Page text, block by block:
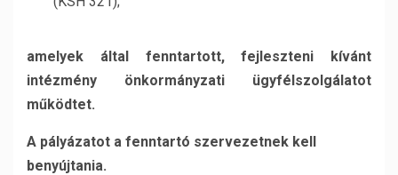
amelyek által fenntartott, fejleszteni kívánt
intézmény önkormányzati ügyfélszolgálatot
működtet.
A pályázatot a fenntartó szervezetnek kell
benyújtania.